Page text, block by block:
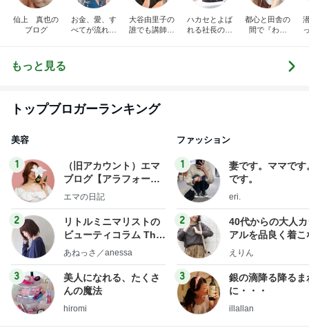
仙上 真也の
ブログ
お金、愛、す
べてが流れ込
大谷由里子の
誰でも講師ブ
ハカセとよば
れる社長のブ
都心と田舎の
間で『わた
もっと見る
トップブロガーランキング
美容
1
（旧アカウント）エマ
ブログ【アラフォー会
社売却セカンドライ
エマの日記
2
リトルミニマリストの
ビューティコラム The
little minimalist's bea
あねっさ／anessa
3
美人になれる、たくさ
んの魔法
hiromi
ファッション
1
妻です。ママです
です。
eri.
2
40代からの大人
アルを品良く着こ
ファッションブロ
えりん
3
銀の滴降る降るま
に・・・
illallan